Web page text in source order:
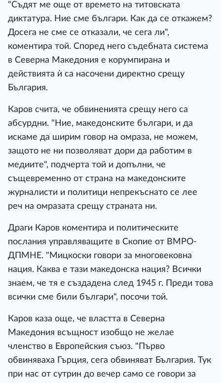
"Съдят ме още от времето на титовската
диктатура. Ние сме българи. Как да се откажем?
Досега не сме се отказали, че сега ли",
коментира той. Според него съдебната система
в Северна Македония е корумпирана и
действията ѝ са насочени директно срещу
България.
Каров счита, че обвиненията срещу него са
абсурдни. "Ние, македонските българи, и да
искаме да ширим говор на омраза, не можем,
защото не ни позволяват дори да работим в
медиите", подчерта той и допълни, че
същевременно от страна на македонските
журналисти и политици непрекъснато се лее
реч на омразата срещу страната ни.
Драги Каров коментира и политическите
послания управляващите в Скопие от ВМРО-
ДПМНЕ. "Мицкоски говори за многовековна
нация. Каква е тази македонска нация? Всички
знаем, че тя е създадена след 1945 г. Преди това
всички сме били българи", посочи той.
Каров каза още, че властта в Северна
Македония всъщност изобщо не желае
членство в Европейския съюз. "Първо
обвиняваха Гърция, сега обвиняват България. Тук
при нас от сутрин до вечер само се говори за